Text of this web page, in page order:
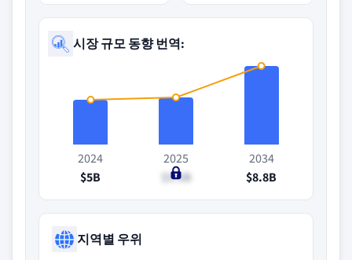
시장 규모 동향 번역:
2024
$5B
2025
$5.3B
2034
$8.8B
지역별 우위